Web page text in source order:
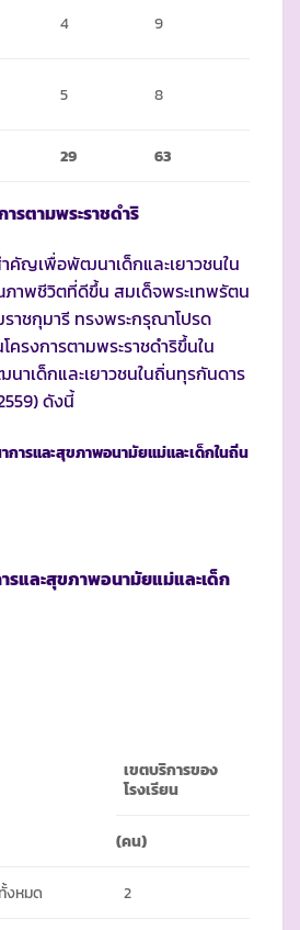
4 9
5 8
29 63
ารตามพระราชดำริ
เพื่อพัฒนาเด็กและเยาวชนใน
าพชีวิตที่ดีขึ้น สมเด็จพระเทพรัตน
าชกุมารี ทรงพระกรุณาโปรด
ครงการตามพระราชดำริขึ้นใน
าเด็กและเยาวชนในถิ่นทุรกันดาร
ดังนี้
การและสุขภาพอนามัยแม่และเด็กในถิ่น
รและสุขภาพอนามัยแม่และเด็ก
เขตบริการของ
โรงเรียน
(คน)
งหมด 2